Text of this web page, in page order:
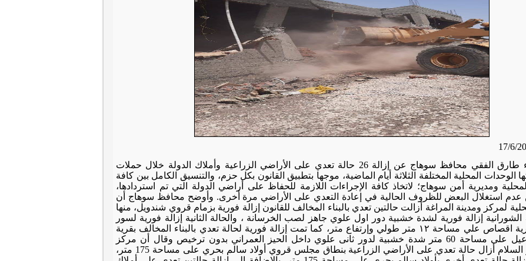
أعلن اللواء طارق الفقي محافظ سوهاج عن إزالة 26 حالة تعدي على الأراضي الزراعية وأملاك الدولة خلال حملات
الوحدات المحلية المختلفة الثلاثة أيام الماضية، موجها بتطبيق القانون بكل حزم، والتنسيق الكامل بين كافة
ومديرية أمن سوهاج؛ لاتخاذ كافة الإجراءات اللازمة للحفاظ على أراضي الدولة التي تم استردادها،
عدم استغلال البعض للظروف الحالية في إعادة التعدي على الأراضي مرة أخرى. وأوضح محافظ سوهاج أن
لمركز ومدينة المراغة أزالت حالتين تعدي بالبناء المخالف للقانون إزالة فورية بزمام قروي شندويل، منها
الشورانية إزالة فورية لشدة خشبية دور اول علوي جاهز لصب الخرسانة ، والحالة الثانية إزالة فورية لسور
مخالف بقرية اقصاص علي مساحة ١٢ متر طولي وإرتفاع متر، كما تمت إزالة فورية لحالة تعدي بالبناء المخالف بقرية
أولاد إسماعيل على مساحة 60 متر شدة خشبية لدور ثانى علوي داخل الحيز العمراني بدون ترخيص وقال أن مركز
ومدينة دار السلام أزال حالة تعدي على الأراضي الزراعية بنطاق مجلس قروي أولاد سالم بحري على مساحة 175 متر،